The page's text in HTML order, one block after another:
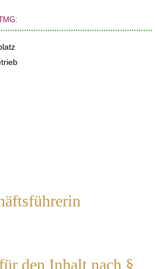
den Inhalt nach §